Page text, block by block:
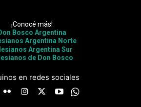
¡Conocé más!
Bosco Argentina
Argentina Norte
Argentina Sur
de Don Bosco
en redes sociales